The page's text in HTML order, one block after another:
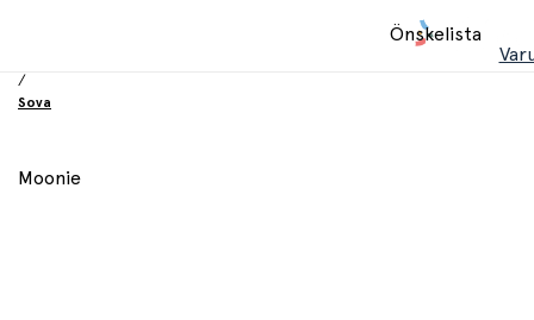
Önskelista
/
Sova
Moonie